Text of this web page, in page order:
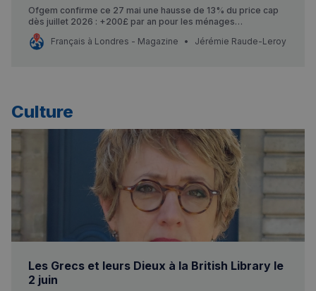
Ofgem confirme ce 27 mai une hausse de 13% du price cap
dès juillet 2026 : +200£ par an pour les ménages
britanniques, conséquence directe de la guerre en Iran.
Français à Londres - Magazine
Jérémie Raude-Leroy
Culture
Les Grecs et leurs Dieux à la British Library le
2 juin